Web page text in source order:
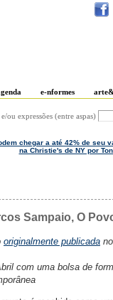
e-nformes
ou expressões (entre aspas)
chegar a até 42% de seu
na Christie's de NY por
Sampaio, O
originalmente publicada
com uma bolsa de